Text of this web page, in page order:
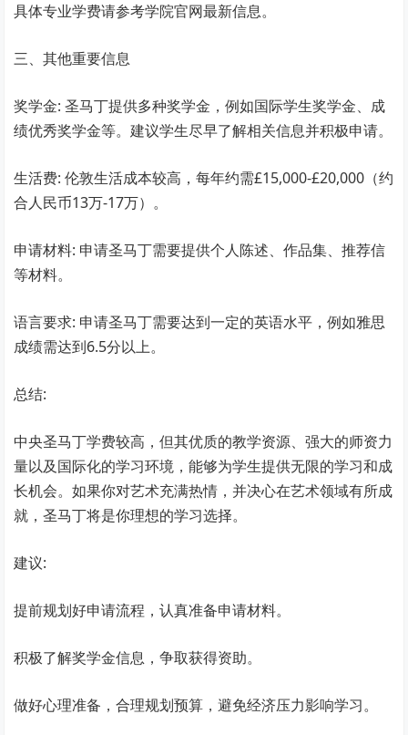
具体专业学费请参考学院官网最新信息。
三、其他重要信息
奖学金: 圣马丁提供多种奖学金，例如国际学生奖学金、成
绩优秀奖学金等。建议学生尽早了解相关信息并积极申请。
生活费: 伦敦生活成本较高，每年约需£15,000-£20,000（约
合人民币13万-17万）。
申请材料: 申请圣马丁需要提供个人陈述、作品集、推荐信
等材料。
语言要求: 申请圣马丁需要达到一定的英语水平，例如雅思
成绩需达到6.5分以上。
总结:
中央圣马丁学费较高，但其优质的教学资源、强大的师资力
量以及国际化的学习环境，能够为学生提供无限的学习和成
长机会。如果你对艺术充满热情，并决心在艺术领域有所成
就，圣马丁将是你理想的学习选择。
建议:
提前规划好申请流程，认真准备申请材料。
积极了解奖学金信息，争取获得资助。
做好心理准备，合理规划预算，避免经济压力影响学习。